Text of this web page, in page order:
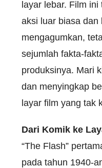
layar lebar. Film
aksi luar biasa dan
mengagumkan,
sejumlah fakta-
produksinya. Mari
dan menyingkap
layar film yang tak
Dari Komik ke
“The Flash”
pada tahun 1940-